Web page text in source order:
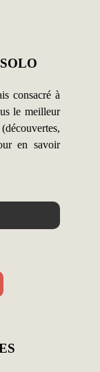
consacré à
le meilleur
en savoir